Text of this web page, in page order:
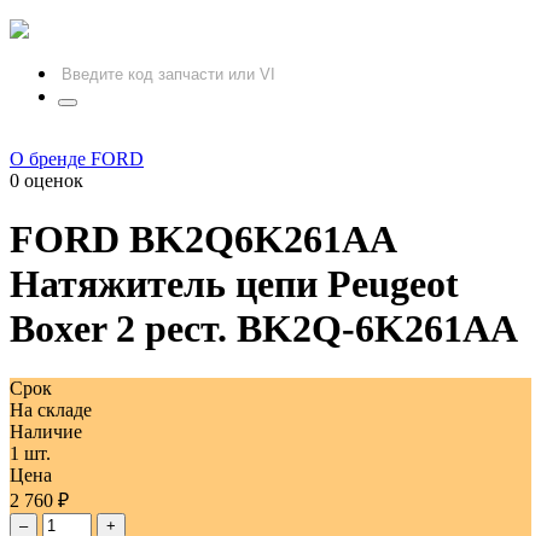
О бренде FORD
0 оценок
FORD BK2Q6K261AA
Натяжитель цепи Peugeot
Boxer 2 рест. BK2Q-6K261AA
Срок
На складе
Наличие
1 шт.
Цена
2 760 ₽
–
+